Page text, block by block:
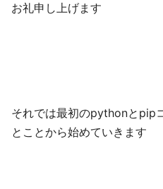
お礼申し上げます
それでは最初のpythonとpip
とことから始めていきます